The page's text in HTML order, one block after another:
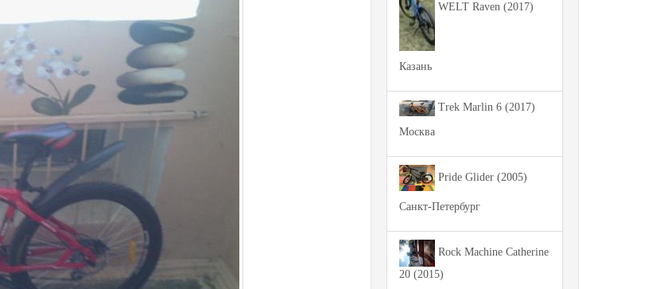
WELT Raven (2017)
Казань
Trek Marlin 6 (2017)
Москва
Pride Glider (2005)
Санкт-Петербург
Rock Machine Catherine
20 (2015)